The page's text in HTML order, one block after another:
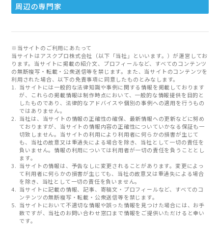
周辺の専門家
※当サイトのご利用にあたって
当サイトはアスクプロ株式会社（以下「当社」といいます。）が運営してお
ります。当サイトに掲載の紹介文、プロフィールなど、すべてのコンテンツ
の無断複写・転載・公衆送信等を禁じます。また、当サイトのコンテンツを
利用された場合、以下の免責事項に同意したものとみなします。
当サイトには一般的な法律知識や事例に関する情報を掲載しております
が、これらの掲載情報は制作時点において、一般的な情報提供を目的と
したものであり、法律的なアドバイスや個別の事例への適用を行うもの
ではありません。
当社は、当サイトの情報の正確性の確保、最新情報への更新などに努め
ておりますが、当サイトの情報内容の正確性についていかなる保証も一
切致しません。当サイトの利用により利用者に何らかの損害が生じて
も、当社の故意又は重過失による場合を除き、当社として一切の責任を
負いません。情報の利用については利用者が一切の責任を負うこととし
ます。
当サイトの情報は、予告なしに変更されることがあります。変更によっ
て利用者に何らかの損害が生じても、当社の故意又は重過失による場合
を除き、当社として一切の責任を負いません。
当サイトに記載の情報、記事、寄稿文・プロフィールなど、すべてのコ
ンテンツの無断複写・転載・公衆送信等を禁じます。
当サイトにおいて不適切な情報や誤った情報を見つけた場合には、お手
数ですが、当社のお問い合わせ窓口まで情報をご提供いただけると幸い
です。